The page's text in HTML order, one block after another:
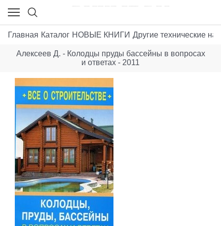
Главная Каталог НОВЫЕ КНИГИ Другие технические
Алексеев Д. - Колодцы пруды бассейны в вопросах
и ответах - 2011